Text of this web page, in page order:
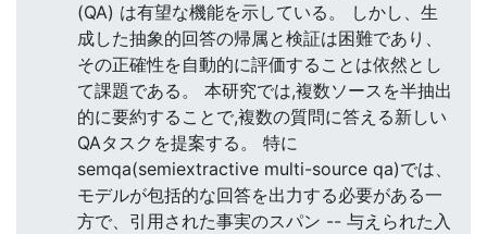
(QA) は有望な機能を示している。 しかし、生
成した抽象的回答の帰属と検証は困難であり、
その正確性を自動的に評価することは依然とし
て課題である。 本研究では,複数ソースを半抽出
的に要約することで,複数の質問に答える新しい
QAタスクを提案する。 特に
semqa(semiextractive multi-source qa)では、
モデルが包括的な回答を出力する必要がある一
方で、引用された事実のスパン -- 与えられた入